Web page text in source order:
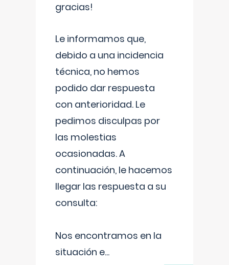
gracias!
Le informamos que,
debido a una incidencia
técnica, no hemos
podido dar respuesta
con anterioridad. Le
pedimos disculpas por
las molestias
ocasionadas. A
continuación, le hacemos
llegar las respuesta a su
consulta:
Nos encontramos en la
situación e...